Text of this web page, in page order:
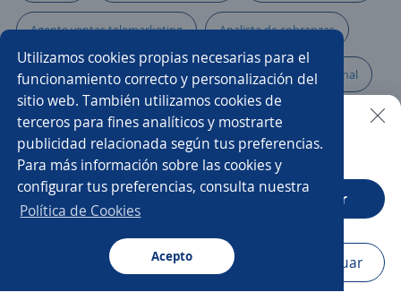
Utilizamos cookies propias necesarias para el
funcionamiento correcto y personalización del
sitio web. También utilizamos cookies de
terceros para fines analíticos y mostrarte
publicidad relacionada según tus preferencias.
Para más información sobre las cookies y
configurar tus preferencias, consulta nuestra
Política de Cookies
Acepto
Buscar Postulaciones Avisos Favoritos
Agente ventas telemarketing Analista de cobranzas
Analista de reclutamiento y selección Asesor previsional
Asesor/a inmobiliario Agente seguros
Asesor/a comercial Asesor/a de crédito
Asesores/as de ventas
Teleoperador/a Ejecutivo bancario
Buscar es más fácil en la app
CT App Abrir
Navegador Continuar